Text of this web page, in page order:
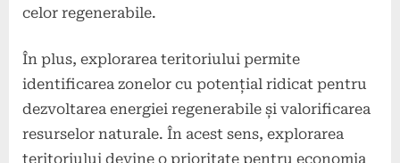
celor regenerabile.
În plus, explorarea teritoriului permite
identificarea zonelor cu potențial ridicat pentru
dezvoltarea energiei regenerabile și valorificarea
resurselor naturale. În acest sens, explorarea
teritoriului devine o prioritate pentru economia